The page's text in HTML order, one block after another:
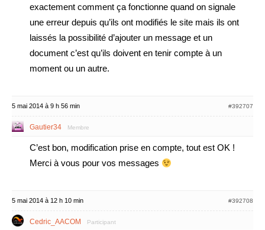
exactement comment ça fonctionne quand on signale
une erreur depuis qu’ils ont modifiés le site mais ils ont
laissés la possibilité d’ajouter un message et un
document c’est qu’ils doivent en tenir compte à un
moment ou un autre.
5 mai 2014 à 9 h 56 min #392707
Gautier34 Membre
C’est bon, modification prise en compte, tout est OK !
Merci à vous pour vos messages
5 mai 2014 à 12 h 10 min #392708
Cedric_AACOM Participant